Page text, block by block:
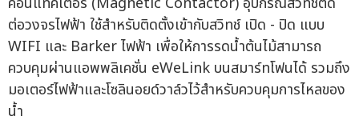
ต่อวงจรไฟฟ้า ใช้สำหรับติดตั้งเข้ากับสวิทช์ เปิด - ปิด แบบ
WIFI และ Barker ไฟฟ้า เพื่อให้การรดน้ำต้นไม้สามารถ
ควบคุมผ่านแอพพลิเคชั่น eWeLink บนสมาร์ทโฟนได้ รวมถึง
มอเตอร์ไฟฟ้าและโซลินอยด์วาล์วไว้สำหรับควบคุมการไหลของ
น้ำ